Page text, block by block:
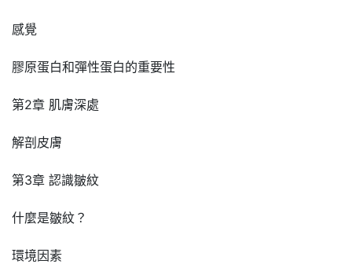
感覺
膠原蛋白和彈性蛋白的重要性
第2章 肌膚深處
解剖皮膚
第3章 認識皺紋
什麼是皺紋？
環境因素